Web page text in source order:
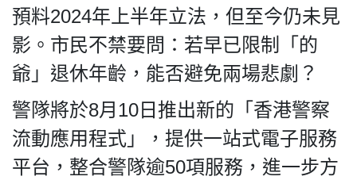
登記支持
預料2024年上半年立法，但至今仍未見
影。市民不禁要問：若早已限制「的
爺」退休年齡，能否避免兩場悲劇？
警隊將於8月10日推出新的「香港警察
流動應用程式」，提供一站式電子服務
平台，整合警隊逾50項服務，進一步方